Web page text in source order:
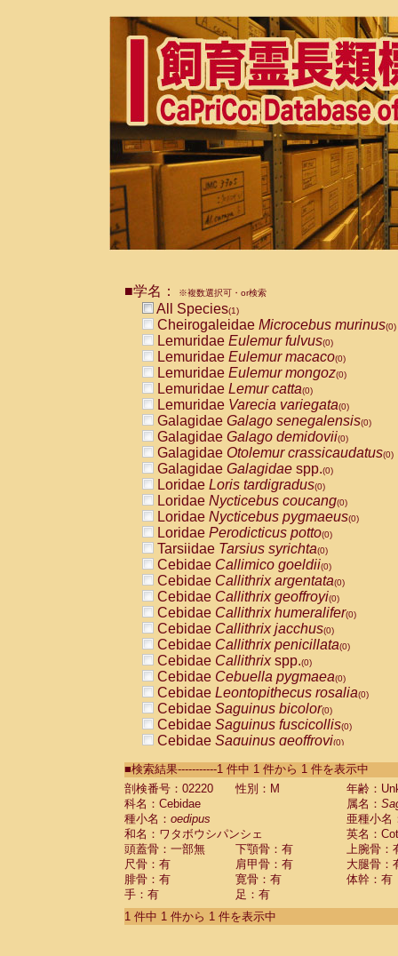
■学名： ※複数選択可・or検索
All Species(1)
Cheirogaleidae Microcebus murinus(0)
Lemuridae Eulemur fulvus(0)
Lemuridae Eulemur macaco(0)
Lemuridae Eulemur mongoz(0)
Lemuridae Lemur catta(0)
Lemuridae Varecia variegata(0)
Galagidae Galago senegalensis(0)
Galagidae Galago demidovii(0)
Galagidae Otolemur crassicaudatus(0)
Galagidae Galagidae spp.(0)
Loridae Loris tardigradus(0)
Loridae Nycticebus coucang(0)
Loridae Nycticebus pygmaeus(0)
Loridae Perodicticus potto(0)
Tarsiidae Tarsius syrichta(0)
Cebidae Callimico goeldii(0)
Cebidae Callithrix argentata(0)
Cebidae Callithrix geoffroyi(0)
Cebidae Callithrix humeralifer(0)
Cebidae Callithrix jacchus(0)
Cebidae Callithrix penicillata(0)
Cebidae Callithrixspp.(0)
Cebidae Cebuella pygmaea(0)
Cebidae Leontopithecus rosalia(0)
Cebidae Saguinus bicolor(0)
Cebidae Saguinus fuscicollis(0)
Cebidae Saguinus geoffroyi(0)
CebidaeSaguinus labiatus(0)
Cebidae Saguinus leucopus (0)
Cebidae
Cebidae
CebidaeSaguinus nigricollis (0)
Cebidae Saguinus oedipus
Cebidae Saguinus weddelli
Cebidae Saguinusspp.
Cebidae Aotus trivirgatus
Cebidae Cebus albifrons
■検索結果-----------1 件中 1 件から 1 件を表示中
剖検番号：02220
性別：M
年齢：
科名：Cebidae
属名：
種小名： oedipus
亜種小名
和名：ワタボウシパンシェ
英名：
頭蓋骨：一部無
下顎骨：有
上腕骨：
尺骨：有
肩甲骨：有
大腿骨：
腓骨：有
寛骨：有
体幹：有
手：有
足：有
1 件中 1 件から 1 件を表示中